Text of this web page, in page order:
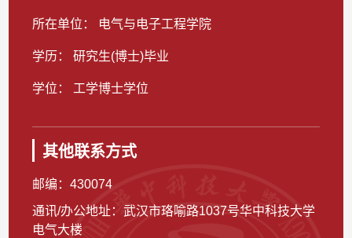
所在单位： 电气与电子工程学院
学历： 研究生(博士)毕业
学位： 工学博士学位
其他联系方式
邮编：430074
通讯/办公地址：武汉市珞喻路1037号华中科技大学
电气大楼